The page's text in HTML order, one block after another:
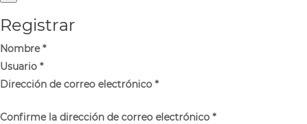
Registrar
Nombre*
Usuario *
Dirección de correo electrónico *
Confirme la dirección de correo electrónico *